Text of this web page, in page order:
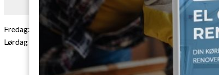
Resultater
Fredag: 07.00 - 14.45.
Lørdag + Søndag: Døgnvagt (gælder alle dage)